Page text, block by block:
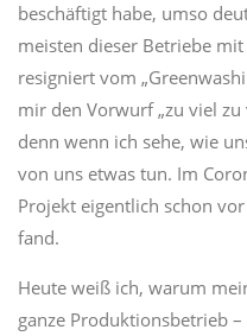
beschäftigt habe, umso
meisten dieser Betriebe
resigniert vom
mir den Vorwurf „zu viel zu
denn wenn ich sehe, wie
von uns etwas tun. Im
Projekt eigentlich schon
fand.
Heute weiß ich, warum
ganze Produktionsbetrieb